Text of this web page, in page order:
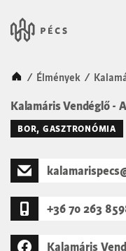
Városunk
Kezdőlap
/ Élmények /
BOR, GASZTRONÓMIA
+36 70 263
Kalamáris